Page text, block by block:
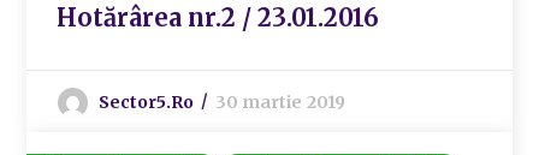
Hotărârea nr.2 / 23.01.2016
Sector5.ro 30 martie 2019